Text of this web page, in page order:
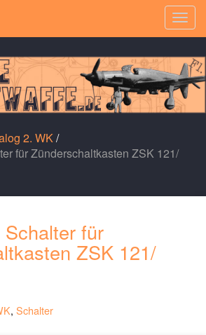
2. WK/
für Zünderschaltkasten ZSK 121/
für
ZSK 121/
, Schalter